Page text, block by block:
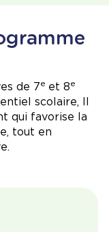
de 7e et 8e
scolaire, Il
qui favorise la
tout en